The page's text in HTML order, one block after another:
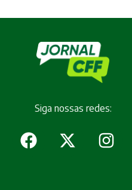
Siga nossas redes: